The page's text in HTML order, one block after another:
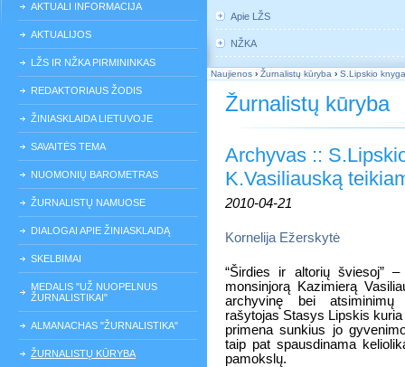
AKTUALI INFORMACIJA
AKTUALIJOS
LŽS IR NŽKA PIRMININKAS
REDAKTORIAUS ŽODIS
ŽINIASKLAIDA LIETUVOJE
SAVAITĖS TEMA
NUOMONIŲ BAROMETRAS
ŽURNALISTŲ NAMUOSE
DIALOGAI APIE ŽINIASKLAIDĄ
SKELBIMAI
MEDALIS "UŽ NUOPELNUS
ŽURNALISTIKAI"
ALMANACHAS "ŽURNALISTIKA"
ŽURNALISTŲ KŪRYBA
Apie LŽS
NŽKA
Naujienos › Žurnalistų kūryba › S.Lipskio
Žurnalistų kūryba
Archyvas ::
K.Vasiliauską
2010-04-21
Kornelija Ežerskytė
“Širdies ir altorių šviesoj”
monsinjorą Kazimierą
archyvinę bei atsiminimų
rašytojas Stasys Lipskis
primena sunkius jo
taip pat spausdinama
pamokslų.